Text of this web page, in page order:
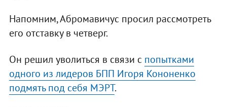
Напомним, Абромавичус просил рассмотреть
его отставку в четверг.
Он решил уволиться в связи с попытками
одного из лидеров БПП Игоря Кононенко
подмять под себя МЭРТ.